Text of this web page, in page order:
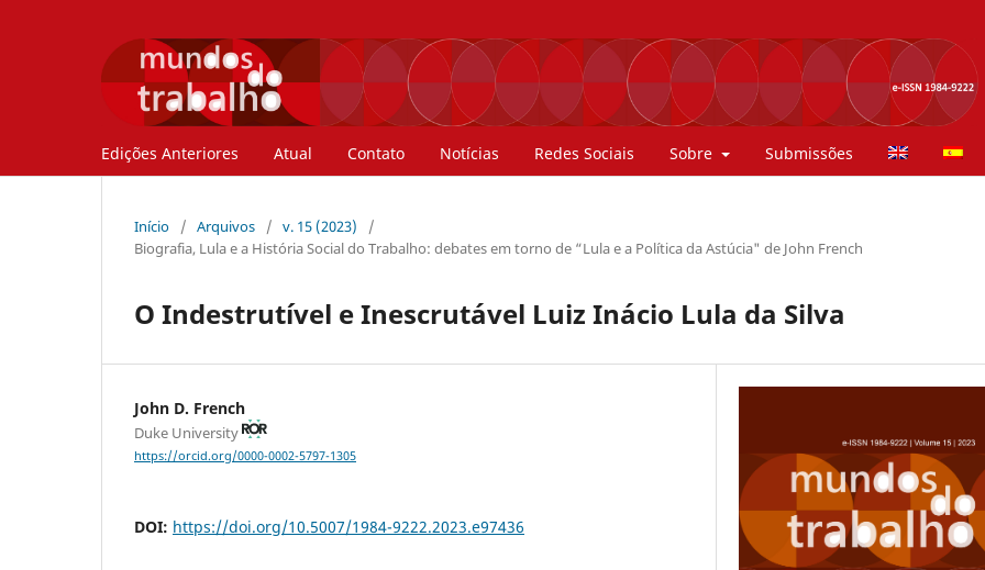
Edições Anteriores Atual Contato Notícias Redes Sociais Sobre Submissões
Início / Arquivos / v. 15 (2023)
/
Biografia, Lula e a História Social do Trabalho: debates em torno de “Lula e a Política da Astúcia" de John French
O Indestrutível e Inescrutável Luiz Inácio Lula da Silva
John D. French
Duke University
https://orcid.org/0000-0002-5797-1305
DOI: https://doi.org/10.5007/1984-9222.2023.e97436